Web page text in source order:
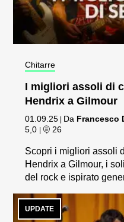
Chitarre
I migliori assoli di
Hendrix a Gilmour
01.09.25 Da Francesco
5,0
| 26
Scopri i migliori assoli
Hendrix a Gilmour, i
del rock e ispirato
UPDATE